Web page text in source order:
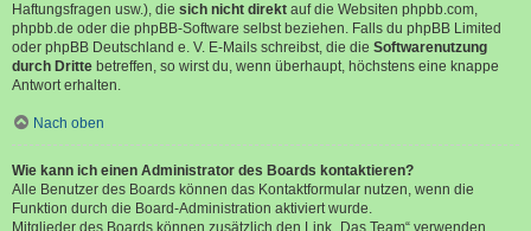
Haftungsfragen usw.), die sich nicht direkt auf die Websiten phpbb.com,
phpbb.de oder die phpBB-Software selbst beziehen. Falls du phpBB Limited
oder phpBB Deutschland e. V. E-Mails schreibst, die die Softwarenutzung
durch Dritte betreffen, so wirst du, wenn überhaupt, höchstens eine knappe
Antwort erhalten.
Nach oben
Wie kann ich einen Administrator des Boards kontaktieren?
Alle Benutzer des Boards können das Kontaktformular nutzen, wenn die
Funktion durch die Board-Administration aktiviert wurde.
Mitglieder des Boards können zusätzlich den Link „Das Team“ verwenden.